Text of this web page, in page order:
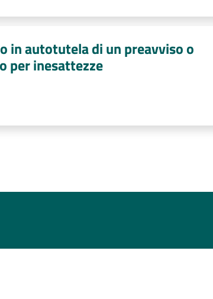
in autotutela di un preavviso o
per inesattezze